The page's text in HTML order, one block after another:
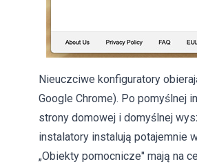
Nieuczciwe konfiguratory
Google Chrome). Po pomyślnej
strony domowej i domyślnej
instalatory instalują potajemnie
„Obiekty pomocnicze" mają na